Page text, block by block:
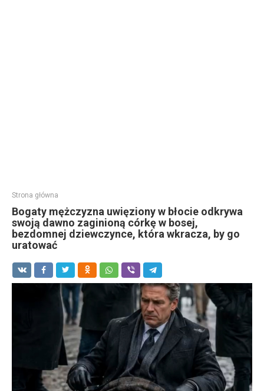
Strona główna
Bogaty mężczyzna uwięziony w błocie odkrywa
swoją dawno zaginioną córkę w bosej,
bezdomnej dziewczynce, która wkracza, by go
uratować